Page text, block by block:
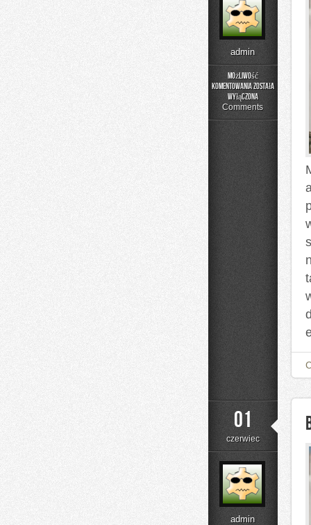
admin
Możliwość
komentowania
materiały
została
wyłączona
Comments
01
czerwiec
admin